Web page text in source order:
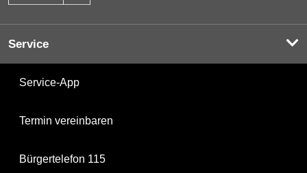
Service
Service-App
Termin vereinbaren
Bürgertelefon 115